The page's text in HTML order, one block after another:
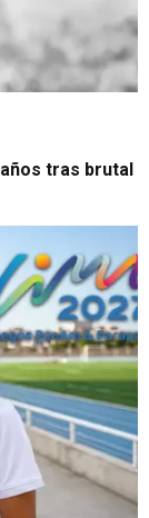
tras brutal